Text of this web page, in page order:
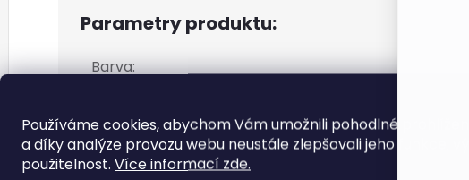
Používáme cookies, abychom Vám umožnili pohodlné prohlížení
a díky analýze provozu webu neustále zlepšovali jeho funkce,
použitelnost. Více informací zde.
Parametry produktu:
Barva:
Materiál :
Délka: